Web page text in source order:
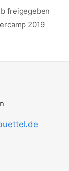
freigegeben
2019